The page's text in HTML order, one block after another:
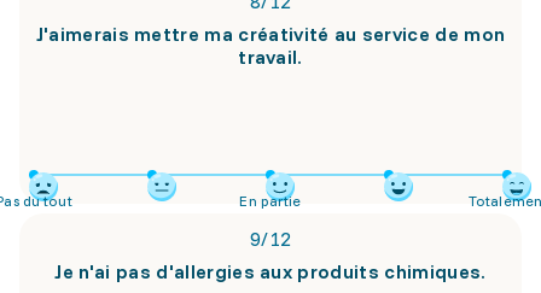
J'aimerais mettre ma créativité au service de mon
travail.
du tout En partie
9/12
Je n'ai pas d'allergies aux produits chimiques.